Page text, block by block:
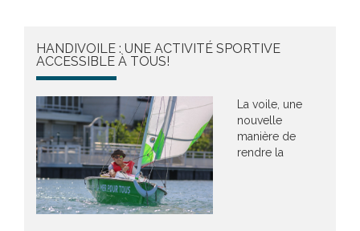
HANDIVOILE : UNE ACTIVITÉ SPORTIVE
ACCESSIBLE À TOUS!
La voile, une
nouvelle
manière de
rendre la